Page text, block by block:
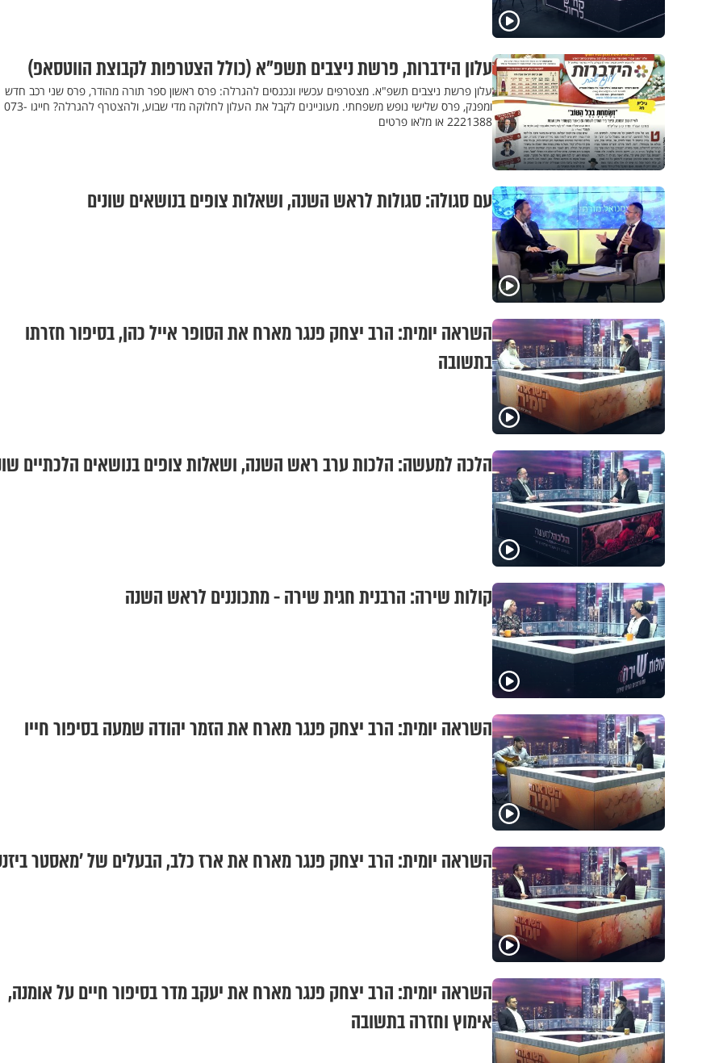
עלון הידברות, פרשת ניצבים תשפ"א (כולל הצטרפות לקבוצת הווטסאפ)
עלון פרשת ניצבים תשפ"א. מצטרפים עכשיו ונכנסים להגרלה: פרס ראשון ספר תורה מהודר, פרס שני רכב חדש
ומפנק, פרס שלישי נופש משפחתי. מעוניינים לקבל את העלון לחלוקה מדי שבוע, ולהצטרף להגרלה? חייגו 073-
2221388 או מלאו פרטים
עם סגולה: סגולות לראש השנה, ושאלות צופים בנושאים שונים
השראה יומית: הרב יצחק פנגר מארח את הסופר אייל כהן, בסיפור חזרתו
בתשובה
הלכה למעשה: הלכות ערב ראש השנה, ושאלות צופים בנושאים הלכתיים
קולות שירה: הרבנית חגית שירה - מתכוננים לראש השנה
השראה יומית: הרב יצחק פנגר מארח את הזמר יהודה שמעה בסיפור חייו
השראה יומית: הרב יצחק פנגר מארח את ארז כלב, הבעלים של 'מאסטר
השראה יומית: הרב יצחק פנגר מארח את יעקב מדר בסיפור חיים על אומנה,
אימוץ וחזרה בתשובה